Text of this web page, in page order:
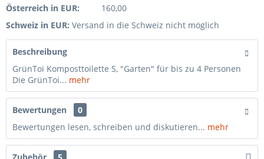
Österreich in EUR:
160,00
Schweiz in EUR: Versand in die Schweiz nicht möglich
Beschreibung
GrünToi Komposttoilette S, "Garten" für bis zu 4 Personen
Die GrünToi... mehr
Bewertungen
0
Bewertungen lesen, schreiben und diskutieren... mehr